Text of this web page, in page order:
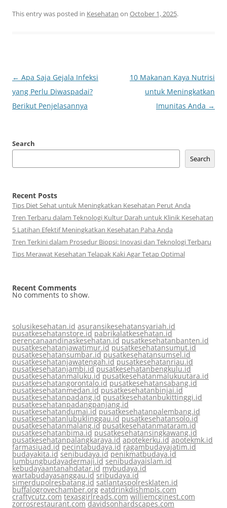
This entry was posted in Kesehatan on October 1, 2025.
Post
navigation
← Apa Saja Gejala Infeksi
yang Perlu Diwaspadai?
Berikut Penjelasannya
10 Makanan Kaya Nutrisi
untuk Meningkatkan
Imunitas Anda →
Search
Search
Recent Posts
Tips Diet Sehat untuk Meningkatkan Kesehatan Perut Anda
Tren Terbaru dalam Teknologi Kultur Darah untuk Klinik Kesehatan
5 Latihan Efektif Meningkatkan Kesehatan Paha Anda
Tren Terkini dalam Prosedur Biopsi: Inovasi dan Teknologi Terbaru
Tips Merawat Kesehatan Telapak Kaki Agar Tetap Optimal
Recent Comments
No comments to show.
solusikesehatan.id asuransikesehatansyariah.id
pusatkesehatanstore.id pabrikalatkesehatan.id
perencanaandinaskesehatan.id pusatkesehatanbanten.id
pusatkesehatanjawatimur.id pusatkesehatansumut.id
pusatkesehatansumbar.id pusatkesehatansumsel.id
pusatkesehatanjawatengah.id pusatkesehatanriau.id
pusatkesehatanjambi.id pusatkesehatanbengkulu.id
pusatkesehatanmaluku.id pusatkesehatanmalukuutara.id
pusatkesehatangorontalo.id pusatkesehatansabang.id
pusatkesehatanmedan.id pusatkesehatanbinjai.id
pusatkesehatanpadang.id pusatkesehatanbukittinggi.id
pusatkesehatanpadangpanjang.id
pusatkesehatandumai.id pusatkesehatanpalembang.id
pusatkesehatanlubuklinggau.id pusatkesehatansolo.id
pusatkesehatanmalang.id pusatkesehatanmataram.id
pusatkesehatanbima.id pusatkesehatansingkawang.id
pusatkesehatanpalangkaraya.id apotekerku.id apotekmk.id
farmasiuad.id pecintabudaya.id ragambudayajatim.id
budayakita.id senibudaya.id penikmatbudaya.id
lumbungbudayadermaji.id senibudayaislam.id
kebudayaantanahdatar.id mybudaya.id
wartabudayasanggau.id sribudaya.id
simerdupolresbatang.id satlantaspolresklaten.id
buffalogrovechamber.org eatdrinkdishmpls.com
craftycutz.com texasgirlreads.com williemcginest.com
zorrosrestaurant.com davidsonhardscapes.com